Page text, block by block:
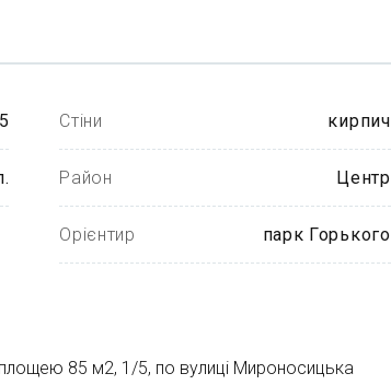
Стіни кирпич
Район Центр
Орієнтир парк Горького
85 м2, 1/5, по вулиці Мироносицька